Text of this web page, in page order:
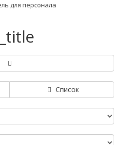
для персонала
Список